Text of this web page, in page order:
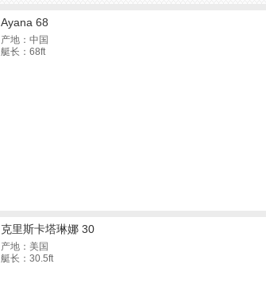
Ayana 68
产地：中国
艇长：68ft
克里斯卡塔琳娜 30
产地：美国
艇长：30.5ft